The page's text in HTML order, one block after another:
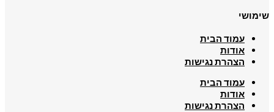
שימושי
עמוד הבית
אודות
הצהרת נגישות
עמוד הבית
אודות
הצהרת נגישות